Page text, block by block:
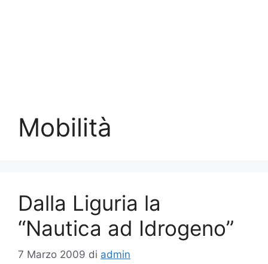
Mobilità
Dalla Liguria la
“Nautica ad Idrogeno”
7 Marzo 2009 di admin